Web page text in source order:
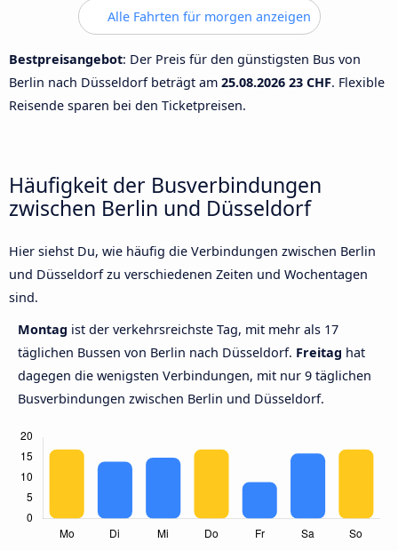
Alle Fahrten für morgen anzeigen
Bestpreisangebot: Der Preis für den günstigsten Bus von
Berlin nach Düsseldorf beträgt am 25.08.2026 23 CHF. Flexible
Reisende sparen bei den Ticketpreisen.
Häufigkeit der Busverbindungen
zwischen Berlin und Düsseldorf
Hier siehst Du, wie häufig die Verbindungen zwischen Berlin
und Düsseldorf zu verschiedenen Zeiten und Wochentagen
sind.
Montag ist der verkehrsreichste Tag, mit mehr als 17
täglichen Bussen von Berlin nach Düsseldorf. Freitag hat
dagegen die wenigsten Verbindungen, mit nur 9 täglichen
Busverbindungen zwischen Berlin und Düsseldorf.